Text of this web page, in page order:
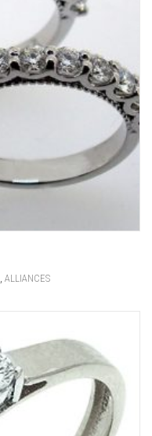
ALLIANCES